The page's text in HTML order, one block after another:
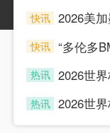
快讯
快讯
热讯
热讯 2026世